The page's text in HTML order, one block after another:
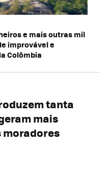
e mais outras mil
improvável e
Colômbia
tanta
mais
moradores